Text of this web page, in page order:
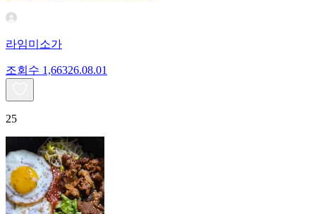
라임미소가
조회수 1,66326.08.01
25